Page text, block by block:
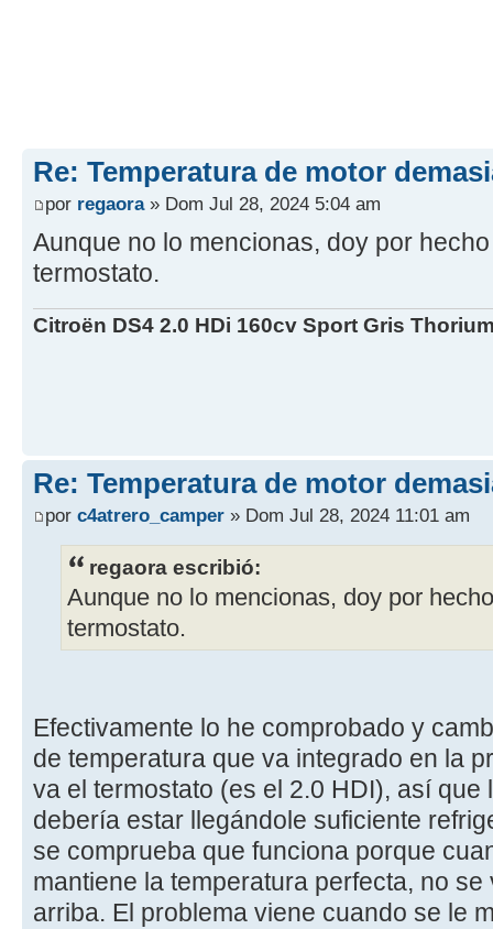
Re: Temperatura de motor
por regaora» Dom Jul 28, 2024 5:04 am
Aunque no lo mencionas, doy por
termostato.
Citroën DS4 2.0 HDi 160cv Sport Gris
Re: Temperatura de motor
por c4atrero_camper » Dom Jul 28, 2024 11:01 am
regaora escribió:
Aunque no lo mencionas, doy por
termostato.
Efectivamente lo he comprobado y
de temperatura que va integrado en la
va el termostato (es el 2.0 HDI), así
debería estar llegándole suficiente
se comprueba que funciona porque
mantiene la temperatura perfecta, no
arriba. El problema viene cuando se le